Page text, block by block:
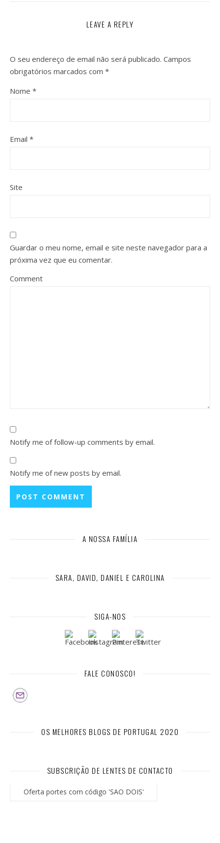
LEAVE A REPLY
O seu endereço de email não será publicado. Campos
obrigatórios marcados com *
Nome *
Email *
Site
Guardar o meu nome, email e site neste navegador para a
próxima vez que eu comentar.
Comment
Notify me of follow-up comments by email.
Notify me of new posts by email.
A NOSSA FAMÍLIA
SARA, DAVID, DANIEL E CAROLINA
SIGA-NOS
FALE CONOSCO!
OS MELHORES BLOGS DE PORTUGAL 2020
SUBSCRIÇÃO DE LENTES DE CONTACTO
Oferta portes com código 'SAO DOIS'